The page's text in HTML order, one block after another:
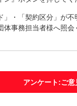
」・「契約区分」が
事務担当者様へ照会
アンケート:ご